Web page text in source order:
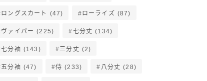
ロングスカート (47) ローライズ (87)
ヴァイパー (225) 七分丈 (134)
七分袖 (143) 三分丈 (2)
五分袖 (47) 侍 (233) 八分丈 (28)